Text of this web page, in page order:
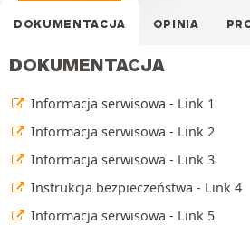
DOKUMENTACJA OPINIA
DOKUMENTACJA
Informacja serwisowa - Link 1
Informacja serwisowa - Link 2
Informacja serwisowa - Link 3
Instrukcja bezpieczeństwa - Link 4
Informacja serwisowa - Link 5